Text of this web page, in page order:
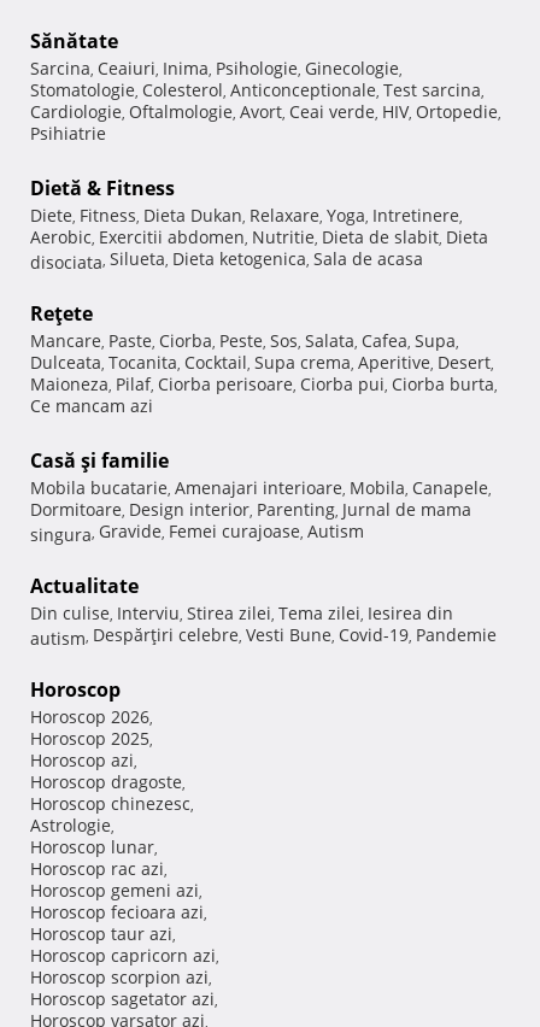
Sănătate
Sarcina, Ceaiuri, Inima, Psihologie, Ginecologie,
Stomatologie, Colesterol, Anticonceptionale, Test sarcina,
Cardiologie, Oftalmologie, Avort, Ceai verde, HIV, Ortopedie,
Psihiatrie
Dietă & Fitness
Diete, Fitness, Dieta Dukan, Relaxare, Yoga, Intretinere,
Aerobic, Exercitii abdomen, Nutritie, Dieta de slabit, Dieta
disociata, Silueta, Dieta ketogenica, Sala de acasa
Reţete
Mancare, Paste, Ciorba, Peste, Sos, Salata, Cafea, Supa,
Dulceata, Tocanita, Cocktail, Supa crema, Aperitive, Desert,
Maioneza, Pilaf, Ciorba perisoare, Ciorba pui, Ciorba burta,
Ce mancam azi
Casă şi familie
Mobila bucatarie, Amenajari interioare, Mobila, Canapele,
Dormitoare, Design interior, Parenting, Jurnal de mama
singura, Gravide, Femei curajoase, Autism
Actualitate
Din culise, Interviu, Stirea zilei, Tema zilei, Iesirea din
autism, Despărţiri celebre, Vesti Bune, Covid-19, Pandemie
Horoscop
Horoscop 2026,
Horoscop 2025,
Horoscop azi,
Horoscop dragoste,
Horoscop chinezesc,
Astrologie,
Horoscop lunar,
Horoscop rac azi,
Horoscop gemeni azi,
Horoscop fecioara azi,
Horoscop taur azi,
Horoscop capricorn azi,
Horoscop scorpion azi,
Horoscop sagetator azi,
Horoscop varsator azi,